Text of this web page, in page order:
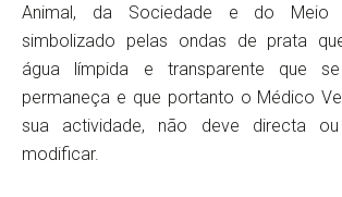
Animal, da Sociedade e do Meio
simbolizado pelas ondas de prata
água límpida e transparente que
permaneça e que portanto o Médico
sua actividade, não deve directa ou
modificar.